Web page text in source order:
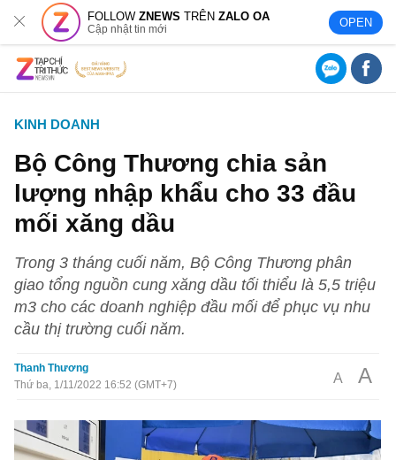
FOLLOWZNEWS TRÊNZALO OA
Cập nhật tin mới OPEN
KINH DOANH
Bộ Công Thương chia sản
lượng nhập khẩu cho 33 đầu
mối xăng dầu
Trong 3 tháng cuối năm, Bộ Công Thương phân
giao tổng nguồn cung xăng dầu tối thiểu là 5,5 triệu
m3 cho các doanh nghiệp đầu mối để phục vụ nhu
cầu thị trường cuối năm.
Thanh Thương
Thứ ba, 1/11/2022 16:52 (GMT+7)
A A